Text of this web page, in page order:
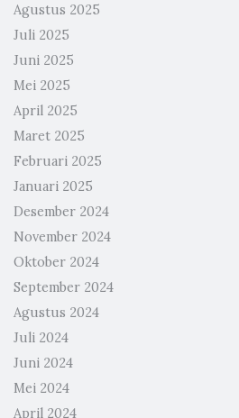
Agustus 2025
Juli 2025
Juni 2025
Mei 2025
April 2025
Maret 2025
Februari 2025
Januari 2025
Desember 2024
November 2024
Oktober 2024
September 2024
Agustus 2024
Juli 2024
Juni 2024
Mei 2024
April 2024